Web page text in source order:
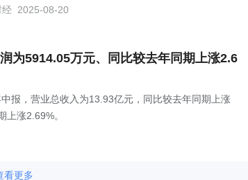
经 2025-08-20
为5914.05万元、同比较去年同期上涨2.6
报，营业总收入为13.93亿元，同比较去年同期上涨
涨2.69%。
看更多